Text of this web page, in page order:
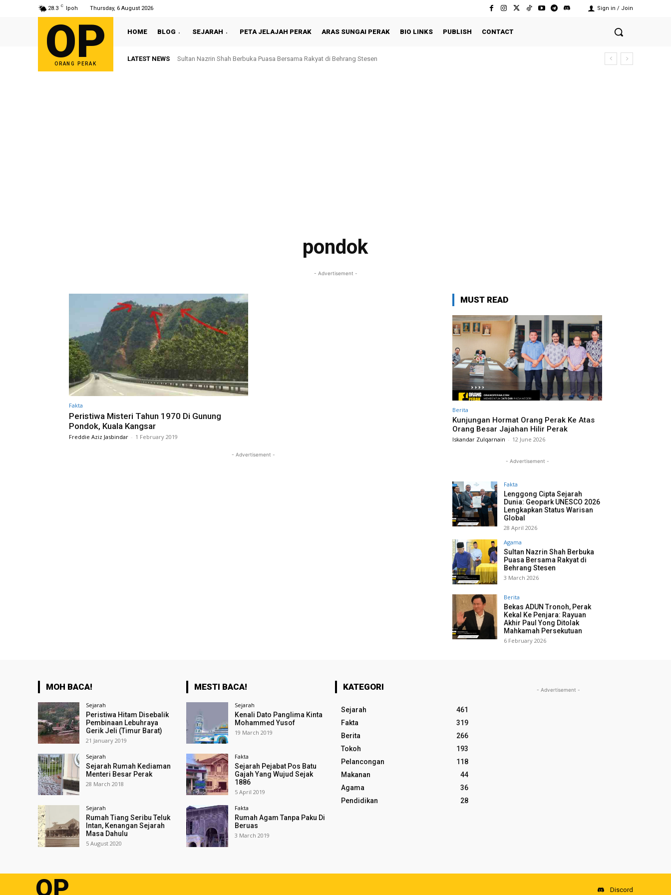
28.3 C Ipoh Thursday, 6 August 2026 Sign in / Join
OP
ORANG PERAK
HOME BLOG SEJARAH PETA JELAJAH PERAK ARAS SUNGAI PERAK BIO LINKS PUBLISH CONTACT
LATEST NEWS Sultan Nazrin Shah Berbuka Puasa Bersama Rakyat di Behrang Stesen
pondok
- Advertisement -
Fakta
Peristiwa Misteri Tahun 1970 Di Gunung
Pondok, Kuala Kangsar
Freddie Aziz Jasbindar - 1 February 2019
- Advertisement -
MUST READ
Berita
Kunjungan Hormat Orang Perak Ke Atas
Orang Besar Jajahan Hilir Perak
Iskandar Zulqarnain - 12 June 2026
- Advertisement -
Fakta
Lenggong Cipta Sejarah
Dunia: Geopark UNESCO 2026
Lengkapkan Status Warisan
Global
28 April 2026
Agama
Sultan Nazrin Shah Berbuka
Puasa Bersama Rakyat di
Behrang Stesen
3 March 2026
Berita
Bekas ADUN Tronoh, Perak
Kekal Ke Penjara: Rayuan
Akhir Paul Yong Ditolak
Mahkamah Persekutuan
6 February 2026
MOH BACA!
Sejarah
Peristiwa Hitam Disebalik
Pembinaan Lebuhraya
Gerik Jeli (Timur Barat)
21 January 2019
Sejarah
Sejarah Rumah Kediaman
Menteri Besar Perak
28 March 2018
Sejarah
Rumah Tiang Seribu Teluk
Intan, Kenangan Sejarah
Masa Dahulu
5 August 2020
MESTI BACA!
Sejarah
Kenali Dato Panglima Kinta
Mohammed Yusof
19 March 2019
Fakta
Sejarah Pejabat Pos Batu
Gajah Yang Wujud Sejak
1886
5 April 2019
Fakta
Rumah Agam Tanpa Paku Di
Beruas
3 March 2019
KATEGORI
Sejarah
461
Fakta
319
Berita
266
Tokoh
193
Pelancongan
118
Makanan
44
Agama
36
Pendidikan
28
- Advertisement -
OP Discord